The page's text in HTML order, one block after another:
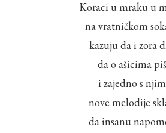
Koraci u mraku u
na vratničkom
kazuju da i zora
da o ašicima
i zajedno s
nove melodije
da insanu